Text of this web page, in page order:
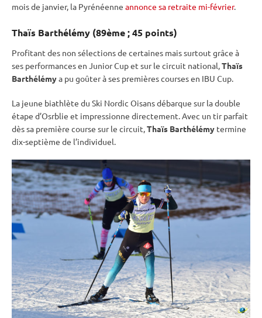
mois de janvier, la Pyrénéenne annonce sa retraite mi-février.
Thaïs Barthélémy (89ème ; 45 points)
Profitant des non sélections de certaines mais surtout grâce à
ses performances en Junior Cupet sur le circuit national, Thaïs
Barthélémya pu goûter à ses premières courses en IBU Cup
La jeune biathlète du Ski Nordic Oisans débarque sur la double
étape d’Osrblie et impressionne directement. Avec un tir parfait
dès sa première course sur le circuit, Thaïs Barthélémy termine
dix-septième de l’individuel